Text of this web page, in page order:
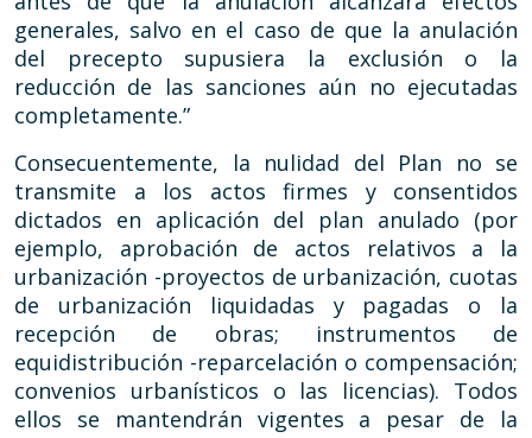
generales, salvo en el caso de que la anulación
del precepto supusiera la exclusión o la
reducción de las sanciones aún no ejecutadas
completamente.”
Consecuentemente, la nulidad del Plan no se
transmite a los actos firmes y consentidos
dictados en aplicación del plan anulado (por
ejemplo, aprobación de actos relativos a la
urbanización -proyectos de urbanización, cuotas
de urbanización liquidadas y pagadas o la
recepción de obras; instrumentos de
equidistribución -reparcelación o compensación;
convenios urbanísticos o las licencias). Todos
ellos se mantendrán vigentes a pesar de la